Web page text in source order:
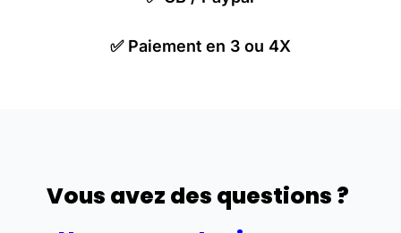
✅ Paiement en 3 ou 4X
Vous avez des questions ?